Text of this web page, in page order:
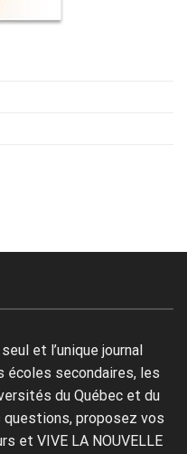
et l’unique journal
secondaires, les
du Québec et du
questions, proposez vos
et VIVE LA NOUVELLE